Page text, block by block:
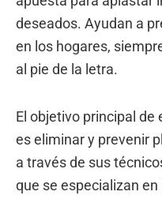
deseados. Ayudan a
en los hogares,
al pie de la letra.
El objetivo principal
es eliminar y prevenir
a través de sus
que se especializan